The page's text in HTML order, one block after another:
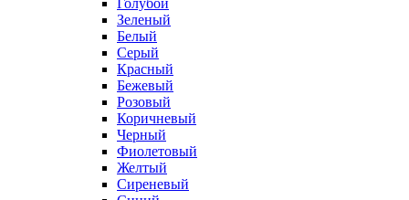
Голубой
Зеленый
Белый
Серый
Красный
Бежевый
Розовый
Коричневый
Черный
Фиолетовый
Желтый
Сиреневый